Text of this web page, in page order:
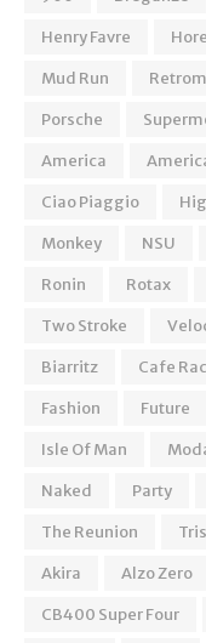
Henry Favre
Mud Run
Porsche
America
Ciao Piaggio
Monkey
NSU
Ronin
Rotax
Two Stroke
Biarritz
Cafe
Fashion
Future
Isle Of Man
Naked
Party
The Reunion
Akira
Alzo Zero
CB400 Super Four